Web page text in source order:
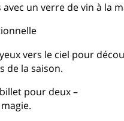
un verre de vin à la
vers le ciel pour
de la saison.
pour deux –